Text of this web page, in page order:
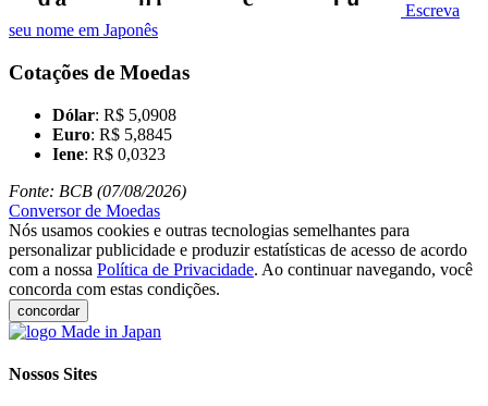
Escreva
seu nome em Japonês
Cotações de Moedas
Dólar: R$ 5,0908
Euro: R$ 5,8845
Iene: R$ 0,0323
Fonte: BCB (07/08/2026)
Conversor de Moedas
Nós usamos cookies e outras tecnologias semelhantes para
personalizar publicidade e produzir estatísticas de acesso de acordo
com a nossa Política de Privacidade. Ao continuar navegando, você
concorda com estas condições.
concordar
Nossos Sites